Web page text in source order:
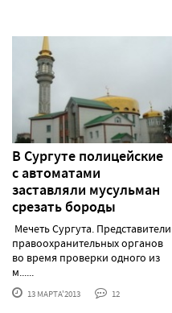
В Сургуте полицейские
с автоматами
заставляли мусульман
срезать бороды
Мечеть Сургута. Представители
правоохранительных органов
во время проверки одного из
м......
13 МАРТА'2013 12